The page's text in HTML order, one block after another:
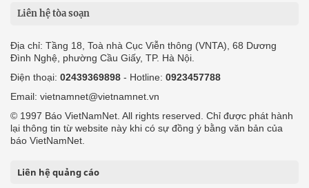
Liên hệ tòa soạn
Địa chỉ: Tầng 18, Toà nhà Cục Viễn thông (VNTA), 68 Dương
Đình Nghệ, phường Cầu Giấy, TP. Hà Nội.
Điện thoại: 02439369898 - Hotline: 0923457788
Email: vietnamnet@vietnamnet.vn
© 1997 Báo VietNamNet. All rights reserved. Chỉ được phát hành
lại thông tin từ website này khi có sự đồng ý bằng văn bản của
báo VietNamNet.
Liên hệ quảng cáo